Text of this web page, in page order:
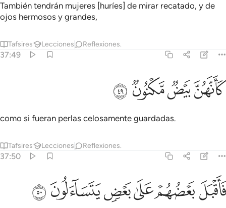
También tendrán mujeres [huríes] de mirar recatado, y de
ojos hermosos y grandes,
Tafsires Lecciones Reflexiones.
37:49
كانهن بيض مكنون ٤٩
كَأَنَّهُنَّ بَيْضٌۭ مَّكْنُونٌۭ ٤٩
ﳓﳔﳕﳖ
como si fueran perlas celosamente guardadas.
Tafsires Lecciones Reflexiones.
37:50
فاقبل بعضهم على بعض يتساءلون ٥٠
فَأَقْبَلَ بَعْضُهُمْ عَلَىٰ بَعْضٍۢ يَتَسَآءَلُونَ ٥٠
ﳗﳘﳙﳚﳛﳜ